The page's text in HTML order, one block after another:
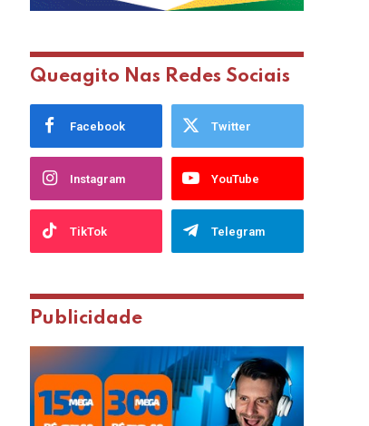
Queagito Nas Redes Sociais
Facebook Twitter
Instagram YouTube
TikTok Telegram
Publicidade